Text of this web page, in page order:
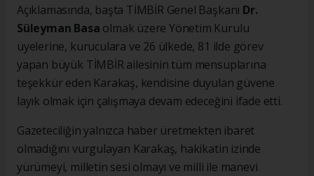
Açıklamasında, başta TİMBİR Genel Başkanı Dr.
Süleyman Basa olmak üzere Yönetim Kurulu
üyelerine, kuruculara ve 26 ülkede, 81 ilde görev
yapan büyük TİMBİR ailesinin tüm mensuplarına
teşekkür eden Karakaş, kendisine duyulan güvene
layık olmak için çalışmaya devam edeceğini ifade etti.
Gazeteciliğin yalnızca haber üretmekten ibaret
olmadığını vurgulayan Karakaş, hakikatin izinde
yürümeyi, milletin sesi olmayı ve milli ile manevi